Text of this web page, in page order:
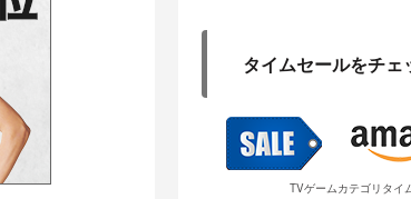
タイムセールをチェ
TVゲームカテゴリタイ